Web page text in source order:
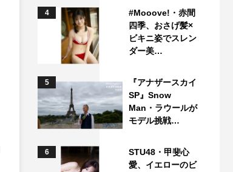
4
#Mooove!・赤間
四季、おさげ髪×
ビキニ姿でスレン
ダー美…
5
『アナザースカイ
SP』Snow
Man・ラウールが
モデル挑戦…
6
STU48・甲斐心
愛、イエローのビ